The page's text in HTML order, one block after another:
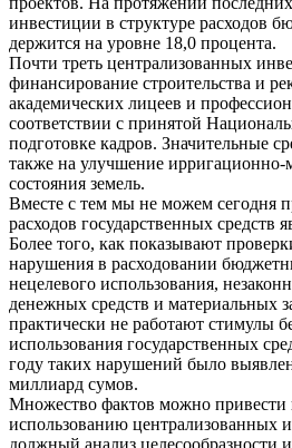
инвестиции в структуре расходов
держится на уровне 18,0 процента.
Почти треть централизованных
финансирование строительства и
академических лицеев и
соответствии с принятой
подготовке кадров. Значительные
также на улучшение ирригационно-
состояния земель.
Вместе с тем мы не можем сегодня
расходов государственных средств
Более того, как показывают
нарушения в расходовании
нецелевого использования,
денежных средств и материальных
практически не работают стимулы
использования государственных
году таких нарушений было
миллиард сумов.
Множество фактов можно привести
использованию централизованных
должный анализ целесообразности